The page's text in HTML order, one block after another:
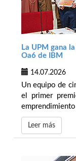
La UPM gana
Oa6 de IBM
14.07.2026
Un equipo de
el primer
Leer más